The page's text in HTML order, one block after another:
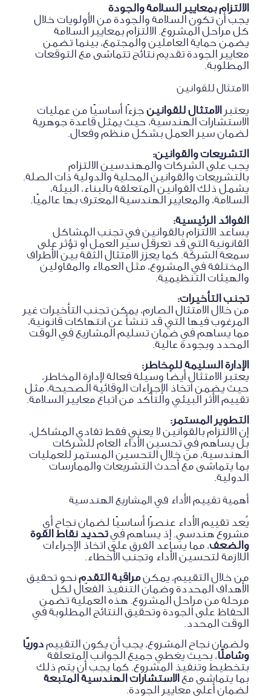
الالتزام بمعايير السلامة والجودة
يجب أن تكون السلامة والجودة من الأولويات خلال
كل مراحل المشروع. الالتزام بمعايير السلامة
يضمن حماية العاملين والمجتمع، بينما تضمن
معايير الجودة تقديم نتائج تتماشى مع التوقعات
المطلوبة.
الامتثال للقوانين
يعتبرالامتثال للقوانينجزءًا أساسيًا من عمليات
الاستشارات الهندسية، حيث يمثل قاعدة جوهرية
لضمان سير العمل بشكل منظم وفعال.
التشريعات والقوانين:
يجب على الشركات والمهندسين الالتزام
بالتشريعات والقوانين المحلية والدولية ذات الصلة.
يشمل ذلك القوانين المتعلقة بالبناء، البيئة،
السلامة، والمعايير الهندسية المعترف بها عالميًا.
الفوائد الرئيسية:
يساعد الالتزام بالقوانين في تجنب المشاكل
القانونية التي قد تعرقل سير العمل أو تؤثر على
سمعة الشركة. كما يعزز الامتثال الثقة بين الأطراف
المختلفة في المشروع، مثل العملاء والمقاولين
والهيئات التنظيمية.
تجنب التأخيرات:
من خلال الامتثال الصارم، يمكن تجنب التأخيرات غير
المرغوب فيها التي قد تنشأ عن انتهاكات قانونية،
مما يساهم في ضمان تسليم المشاريع في الوقت
المحدد وبجودة عالية.
الإدارة السليمة للمخاطر:
يعتبر الامتثال أيضًا وسيلة فعالة لإدارة المخاطر،
حيث يضمن اتخاذ الإجراءات الوقائية الصحيحة، مثل
تقييم الأثر البيئي والتأكد من اتباع معايير السلامة.
التطوير المستمر:
إن الالتزام بالقوانين لا يعني فقط تفادي المشاكل،
بل يساهم في تحسين الأداء العام للشركات
الهندسية، من خلال التحسين المستمر للعمليات
بما يتماشى مع أحدث التشريعات والممارسات
الدولية.
أهمية تقييم الأداء في المشاريع الهندسية
يُعد تقييم الأداء عنصرًا أساسيًا لضمان نجاح أي
مشروع هندسي. إذ يساهم فيتحديد نقاط القوة
والضعف، مما يساعد الفرق على اتخاذ الإجراءات
اللازمة لتحسين الأداء وتجنب الأخطاء.
من خلال التقييم، يمكنمراقبة التقدمنحو تحقيق
الأهداف المحددة وضمان التنفيذ الفعّال لكل
مرحلة من مراحل المشروع. هذه العملية تضمن
الحفاظ على الجودة وتحقيق النتائج المطلوبة في
الوقت المحدد.
ولضمان نجاح المشروع، يجب أن يكون التقييمدوريًا
وشاملًا، بحيث يغطي جميع الجوانب المتعلقة
بتخطيط وتنفيذ المشروع. كما يجب أن يتم ذلك
بما يتماشى معالاستشارات الهندسية المتبعة
لضمان أعلى معايير الجودة.